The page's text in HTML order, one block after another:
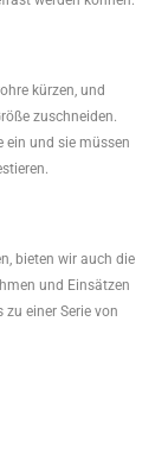
kürzen, und
zuschneiden.
ein und sie müssen
bieten wir auch die
und Einsätzen
einer Serie von